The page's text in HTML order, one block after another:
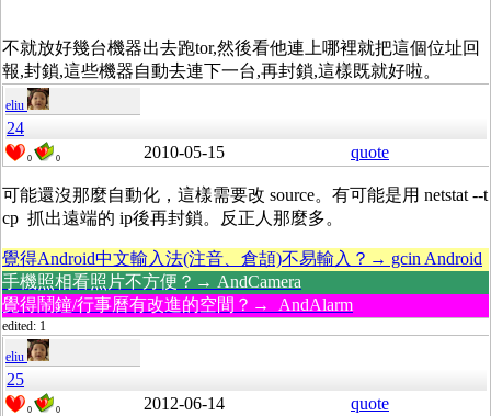
不就放好幾台機器出去跑tor,然後看他連上哪裡就把這個位址回
報,封鎖,這些機器自動去連下一台,再封鎖,這樣既就好啦。
eliu
24
0 0 2010-05-15 quote
可能還沒那麼自動化，這樣需要改 source。有可能是用 netstat --t
cp 抓出遠端的 ip後再封鎖。反正人那麼多。
覺得Android中文輸入法(注音、倉頡)不易輸入？→ gcin Android
手機照相看照片不方便？→ AndCamera
覺得鬧鐘/行事曆有改進的空間？→ AndAlarm
edited: 1
eliu
25
0 0 2012-06-14 quote